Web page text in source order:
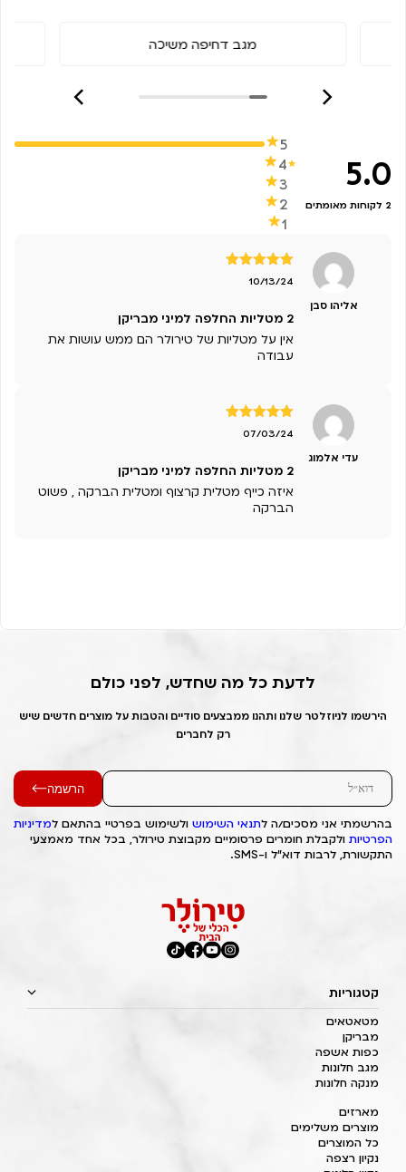
מגב דחיפה משיכה
5.0
2 לקוחות מאומתים
5
4
3
2
1
אליהו סבן
דורג5 מתוך10/13/24
2 מטליות החלפה למיני מבריקן
אין על מטליות של טירולר הם ממש עושות את
עבודה
עדי אלמוג
דורג5מתוך
07/03/24
2 מטליות החלפה למיני מבריקן
איזה כייף מטלית קרצוף ומטלית הברקה , פשוט
הברקה
לדעת כל מה שחדש, לפני כולם
הירשמו לניוזלטר שלנו ותהנו ממבצעים סודיים והטבות על מוצרים חדשים שיש
רק לחברים
הרשמה
בהרשמתי אני מסכים/ה לתנאי השימוש ולשימוש בפרטיי בהתאם למדיניות
הפרטיות ולקבלת חומרים פרסומיים מקבוצת טירולר, בכל אחד מאמצעי
התקשורת, לרבות דוא"ל ו-SMS.
קטגוריות
מטאטאים
מבריקן
כפות אשפה
מגב חלונות
מנקה חלונות
מארזים
מוצרים משלימים
כל המוצרים
נקיון רצפה